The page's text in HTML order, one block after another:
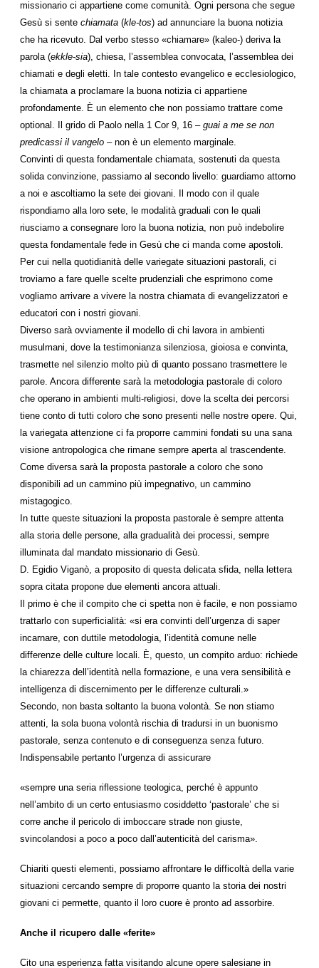
missionario ci appartiene come comunità. Ogni persona che segue
Gesù si sente chiamata (kle-tos) ad annunciare la buona notizia
che ha ricevuto. Dal verbo stesso «chiamare» (kaleo-) deriva la
parola (ekkle-sia), chiesa, l’assemblea convocata, l’assemblea dei
chiamati e degli eletti. In tale contesto evangelico e ecclesiologico,
la chiamata a proclamare la buona notizia ci appartiene
profondamente. È un elemento che non possiamo trattare come
optional. Il grido di Paolo nella 1 Cor 9, 16 – guai a me se non
predicassi il vangelo – non è un elemento marginale.
Convinti di questa fondamentale chiamata, sostenuti da questa
solida convinzione, passiamo al secondo livello: guardiamo attorno
a noi e ascoltiamo la sete dei giovani. Il modo con il quale
rispondiamo alla loro sete, le modalità graduali con le quali
riusciamo a consegnare loro la buona notizia, non può indebolire
questa fondamentale fede in Gesù che ci manda come apostoli.
Per cui nella quotidianità delle variegate situazioni pastorali, ci
troviamo a fare quelle scelte prudenziali che esprimono come
vogliamo arrivare a vivere la nostra chiamata di evangelizzatori e
educatori con i nostri giovani.
Diverso sarà ovviamente il modello di chi lavora in ambienti
musulmani, dove la testimonianza silenziosa, gioiosa e convinta,
trasmette nel silenzio molto più di quanto possano trasmettere le
parole. Ancora differente sarà la metodologia pastorale di coloro
che operano in ambienti multi-religiosi, dove la scelta dei percorsi
tiene conto di tutti coloro che sono presenti nelle nostre opere. Qui,
la variegata attenzione ci fa proporre cammini fondati su una sana
visione antropologica che rimane sempre aperta al trascendente.
Come diversa sarà la proposta pastorale a coloro che sono
disponibili ad un cammino più impegnativo, un cammino
mistagogico.
In tutte queste situazioni la proposta pastorale è sempre attenta
alla storia delle persone, alla gradualità dei processi, sempre
illuminata dal mandato missionario di Gesù.
D. Egidio Viganò, a proposito di questa delicata sfida, nella lettera
sopra citata propone due elementi ancora attuali.
Il primo è che il compito che ci spetta non è facile, e non possiamo
trattarlo con superficialità: «si era convinti dell’urgenza di saper
incarnare, con duttile metodologia, l’identità comune nelle
differenze delle culture locali. È, questo, un compito arduo: richiede
la chiarezza dell’identità nella formazione, e una vera sensibilità e
intelligenza di discernimento per le differenze culturali.»
Secondo, non basta soltanto la buona volontà. Se non stiamo
attenti, la sola buona volontà rischia di tradursi in un buonismo
pastorale, senza contenuto e di conseguenza senza futuro.
Indispensabile pertanto l’urgenza di assicurare
«sempre una seria riflessione teologica, perché è appunto
nell’ambito di un certo entusiasmo cosiddetto ‘pastorale’ che si
corre anche il pericolo di imboccare strade non giuste,
svincolandosi a poco a poco dall’autenticità del carisma».
Chiariti questi elementi, possiamo affrontare le difficoltà della varie
situazioni cercando sempre di proporre quanto la storia dei nostri
giovani ci permette, quanto il loro cuore è pronto ad assorbire.
Anche il ricupero dalle «ferite»
Cito una esperienza fatta visitando alcune opere salesiane in